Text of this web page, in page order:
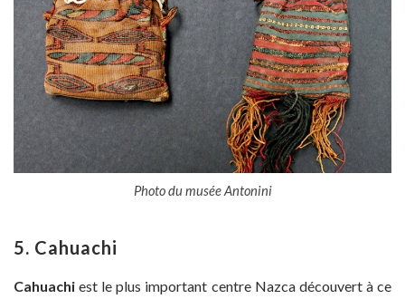
Photo du musée Antonini
5. Cahuachi
Cahuachi est le plus important centre Nazca découvert à ce